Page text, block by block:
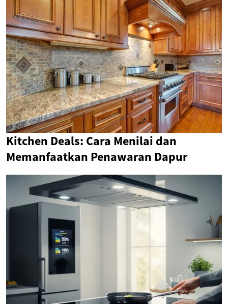
Kitchen Deals: Cara Menilai dan
Memanfaatkan Penawaran Dapur